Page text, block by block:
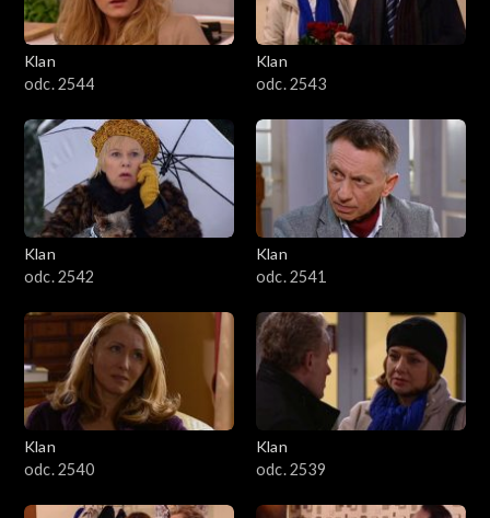
Klan
odc. 2544
Klan
odc. 2543
Klan
odc. 2542
Klan
odc. 2541
Klan
odc. 2540
Klan
odc. 2539